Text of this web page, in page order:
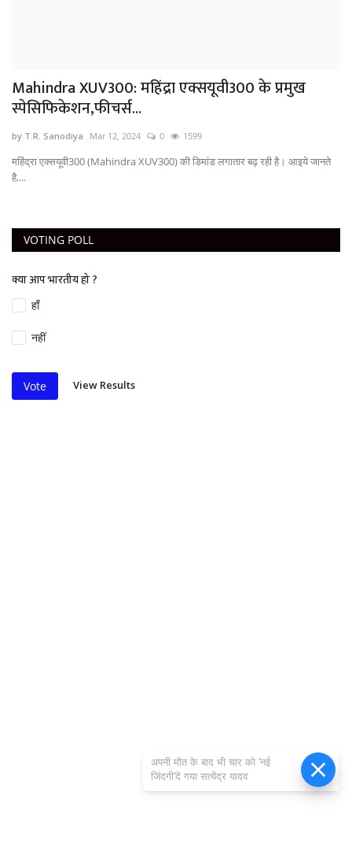
Mahindra XUV300: महिंद्रा एक्सयूवी300 के प्रमुख
स्पेसिफिकेशन,फीचर्स...
by T.R. Sanodiya Mar 12, 2024 0 1599
महिंद्रा एक्सयूवी300 (Mahindra XUV300) की डिमांड लगातार बढ़ रही है। आइये जानते
है,...
VOTING POLL
क्या आप भारतीय हो ?
हाँ
नहीं
Vote View Results
अपनी मौत के बाद भी चार को 'नई
जिंदगी'दे गया सत्येंद्र यादव